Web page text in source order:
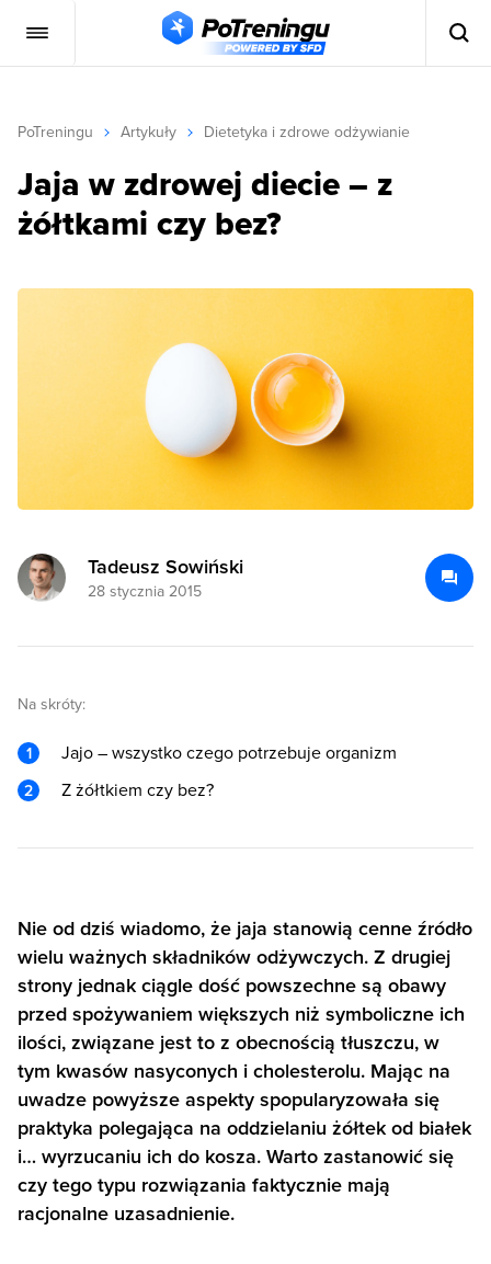
PoTreningu Artykuły Dietetyka i zdrowe odżywianie
Jaja w zdrowej diecie – z
żółtkami czy bez?
Tadeusz Sowiński
28 stycznia 2015
Na skróty:
Jajo – wszystko czego potrzebuje organizm
Z żółtkiem czy bez?
Nie od dziś wiadomo, że jaja stanowią cenne źródło
wielu ważnych składników odżywczych. Z drugiej
strony jednak ciągle dość powszechne są obawy
przed spożywaniem większych niż symboliczne ich
ilości, związane jest to z obecnością tłuszczu, w
tym kwasów nasyconych i cholesterolu. Mając na
uwadze powyższe aspekty spopularyzowała się
praktyka polegająca na oddzielaniu żółtek od białek
i… wyrzucaniu ich do kosza. Warto zastanowić się
czy tego typu rozwiązania faktycznie mają
racjonalne uzasadnienie.